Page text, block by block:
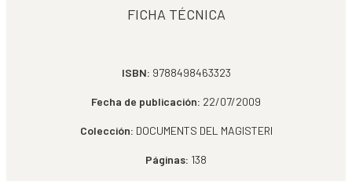
FICHA TÉCNICA
ISBN: 9788498463323
Fecha de publicación: 22/07/2009
Colección: DOCUMENTS DEL MAGISTERI
Páginas: 138